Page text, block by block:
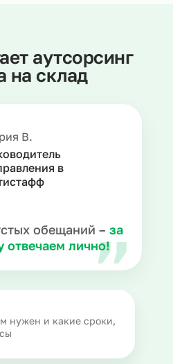
В.
в
обещаний – за
отвечаем лично!
аутсорсинг
на склад
нужен и какие сроки,